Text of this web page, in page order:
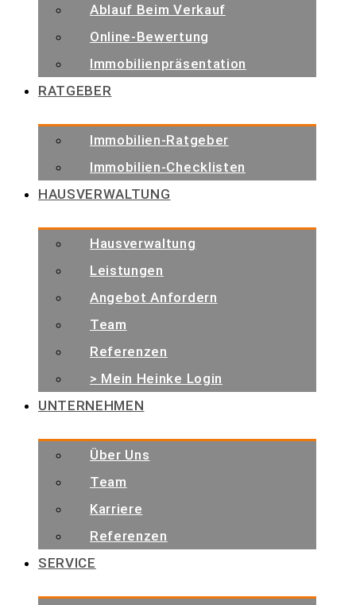
Ablauf Beim Verkauf
Online-Bewertung
Immobilienpräsentation
RATGEBER
Immobilien-Ratgeber
Immobilien-Checklisten
HAUSVERWALTUNG
Hausverwaltung
Leistungen
Angebot Anfordern
Team
Referenzen
> Mein Heinke Login
UNTERNEHMEN
Über Uns
Team
Karriere
Referenzen
SERVICE